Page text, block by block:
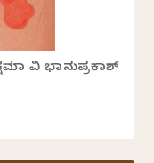
ವಿ ಭಾನುಪ್ರಕಾಶ್